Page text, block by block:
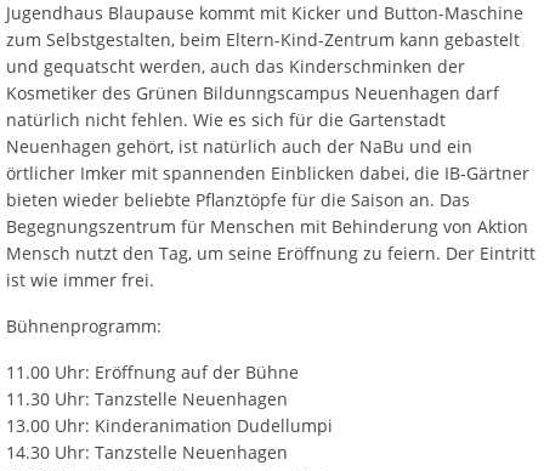
Jugendhaus Blaupause kommt mit Kicker und Button-Maschine
zum Selbstgestalten, beim Eltern-Kind-Zentrum kann gebastelt
und gequatscht werden, auch das Kinderschminken der
Kosmetiker des Grünen Bildunngscampus Neuenhagen darf
natürlich nicht fehlen. Wie es sich für die Gartenstadt
Neuenhagen gehört, ist natürlich auch der NaBu und ein
örtlicher Imker mit spannenden Einblicken dabei, die IB-Gärtner
bieten wieder beliebte Pflanztöpfe für die Saison an. Das
Begegnungszentrum für Menschen mit Behinderung von Aktion
Mensch nutzt den Tag, um seine Eröffnung zu feiern. Der Eintritt
ist wie immer frei.
Bühnenprogramm:
11.00 Uhr: Eröffnung auf der Bühne
11.30 Uhr: Tanzstelle Neuenhagen
13.00 Uhr: Kinderanimation Dudellumpi
14.30 Uhr: Tanzstelle Neuenhagen